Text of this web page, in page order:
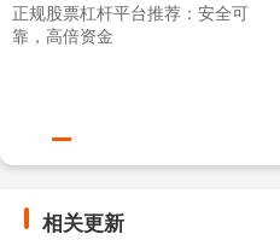
正规股票杠杆平台推荐：安全可
靠，高倍资金
相关更新